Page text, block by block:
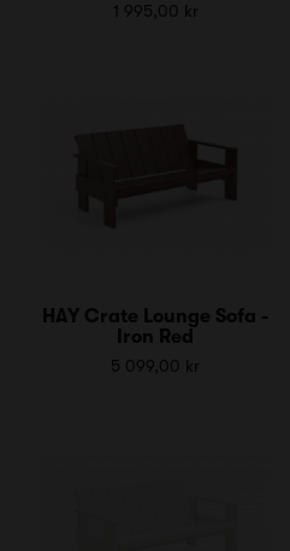
1 995,00 kr
HAY Crate Lounge Sofa -
Iron Red
5 099,00 kr